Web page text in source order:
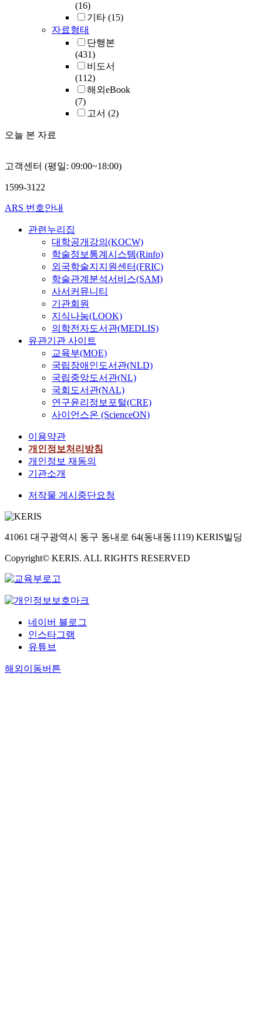
(16)
기타 (15)
자료형태
단행본
(431)
비도서
(112)
해외eBook
(7)
고서 (2)
오늘 본 자료
고객센터 (평일: 09:00~18:00)
1599-3122
ARS 번호안내
관련누리집
대학공개강의(KOCW)
학술정보통계시스템(Rinfo)
외국학술지지원센터(FRIC)
학술관계분석서비스(SAM)
사서커뮤니티
기관회원
지식나눔(LOOK)
의학전자도서관(MEDLIS)
유관기관 사이트
교육부(MOE)
국립장애인도서관(NLD)
국립중앙도서관(NL)
국회도서관(NAL)
연구윤리정보포털(CRE)
사이언스온 (ScienceON)
이용약관
개인정보처리방침
개인정보 재동의
기관소개
저작물 게시중단요청
41061 대구광역시 동구 동내로 64(동내동1119) KERIS빌딩
Copyright© KERIS. ALL RIGHTS RESERVED
네이버 블로그
인스타그램
유튜브
해외이동버튼